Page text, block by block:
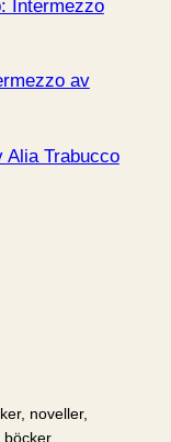
Intermezzo
av
Alia Trabucco
noveller,